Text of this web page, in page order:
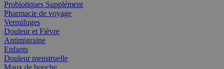
Probiotiques Supplément
Pharmacie de voyage
Vermifuges
Douleur et Fièvre
Antimigraine
Enfants
Douleur menstruelle